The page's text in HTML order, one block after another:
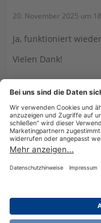
20. November 2025 um
Ja, funktioniert
Vielen Dank!
Billy 21.
Hat das Thema